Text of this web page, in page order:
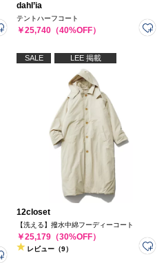
dahl’ia
テントハーフコート
￥25,740（40%OFF）
SALE LEE 掲載
12closet
【洗える】撥水中綿フーディーコート
￥25,179（30%OFF）
レビュー（9）